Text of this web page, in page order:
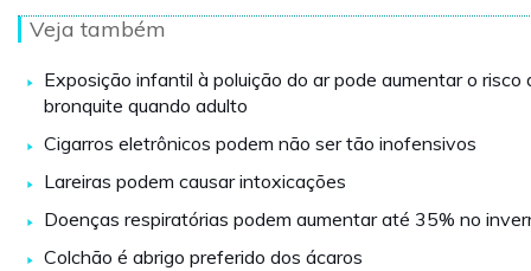
Veja também
Exposição infantil à poluição do ar pode aumentar o risco
bronquite quando adulto
Cigarros eletrônicos podem não ser tão inofensivos
Lareiras podem causar intoxicações
Doenças respiratórias podem aumentar até 35% no
Colchão é abrigo preferido dos ácaros